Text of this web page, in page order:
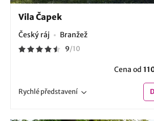
Vila Čapek
Český ráj Branžež
9/10
Cena od
Rychlépředstavení